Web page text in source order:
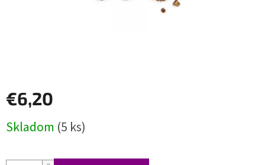
€6,20
cena:
Skladom (5 ks)